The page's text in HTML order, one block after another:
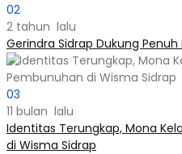
02
2 tahun lalu
Gerindra Sidrap Dukung
03
11 bulan lalu
Identitas Terungkap, Mona
di Wisma Sidrap